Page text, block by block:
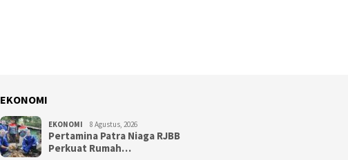
EKONOMI
EKONOMI 8 Agustus, 2026
Pertamina Patra Niaga RJBB
Perkuat Rumah…